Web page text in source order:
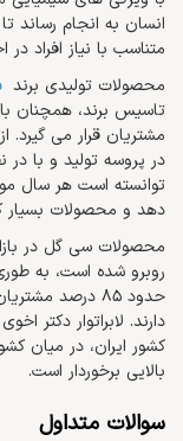
انسان به انجام رساند
متناسب با نیاز افراد در
محصولات تولیدی برند
تاسیس برند، همچنان
مشتریان قرار می
در پروسه تولید و با در
توانسته است هر سال
دهد و محصولات بسیار
محصولات سی گل در
روبرو شده است، به
حدود 85 درصد
دارند. لابراتوار دکتر
کشور ایران، در میان
بالایی برخوردار است.
سوالات متداول